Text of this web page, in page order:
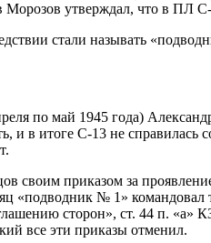
утверждал, что в ПЛ
стали называть
по май 1945 года)
и в итоге С-13 не
приказом за
«подводник № 1»
сторон», ст. 44 п.
все эти приказы отменил.